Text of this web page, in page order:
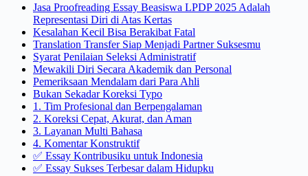
Jasa Proofreading Essay Beasiswa LPDP 2025 Adalah
Representasi Diri di Atas Kertas
Kesalahan Kecil Bisa Berakibat Fatal
Translation Transfer Siap Menjadi Partner Suksesmu
Syarat Penilaian Seleksi Administratif
Mewakili Diri Secara Akademik dan Personal
Pemeriksaan Mendalam dari Para Ahli
Bukan Sekadar Koreksi Typo
1. Tim Profesional dan Berpengalaman
2. Koreksi Cepat, Akurat, dan Aman
3. Layanan Multi Bahasa
4. Komentar Konstruktif
✅ Essay Kontribusiku untuk Indonesia
✅ Essay Sukses Terbesar dalam Hidupku